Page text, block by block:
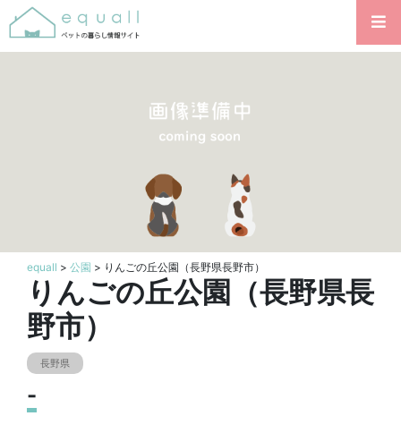
equall > 公園 > りんごの丘公園（長野県長野市）
りんごの丘公園（長野県長
野市）
長野県
-